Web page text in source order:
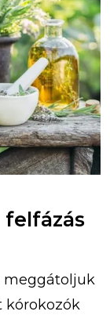
felfázás
meggátoljuk
kórokozók